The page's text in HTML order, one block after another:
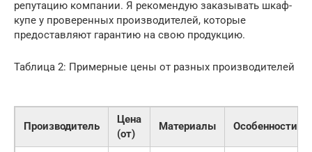
репутацию компании. Я рекомендую заказывать шкаф-
купе у проверенных производителей, которые
предоставляют гарантию на свою продукцию.
Таблица 2: Примерные цены от разных производителей
Производитель
Цена
(от)
Материалы Особенности